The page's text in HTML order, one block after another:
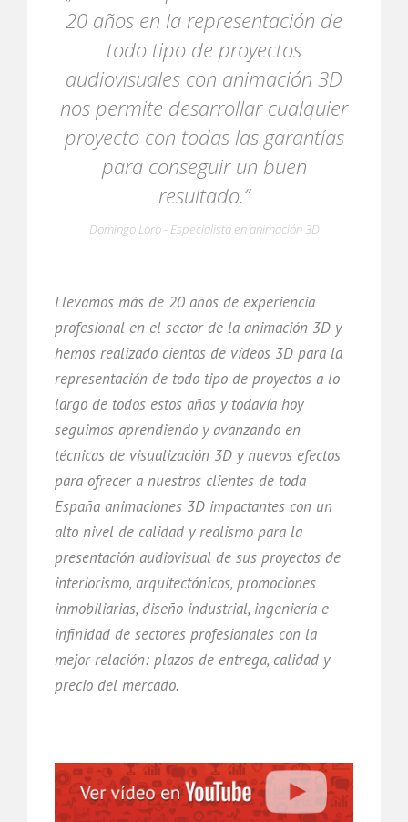
20 años en la representación de
todo tipo de proyectos
audiovisuales con animación 3D
nos permite desarrollar cualquier
proyecto con todas las garantías
para conseguir un buen
resultado.“
Domingo Loro - Especialista en animación 3D
Llevamos más de 20 años de experiencia
profesional en el sector de la animación 3D y
hemos realizado cientos de vídeos 3D para la
representación de todo tipo de proyectos a lo
largo de todos estos años y todavía hoy
seguimos aprendiendo y avanzando en
técnicas de visualización 3D y nuevos efectos
para ofrecer a nuestros clientes de toda
España animaciones 3D impactantes con un
alto nivel de calidad y realismo para la
presentación audiovisual de sus proyectos de
interiorismo, arquitectónicos, promociones
inmobiliarias, diseño industrial, ingeniería e
infinidad de sectores profesionales con la
mejor relación: plazos de entrega, calidad y
precio del mercado.